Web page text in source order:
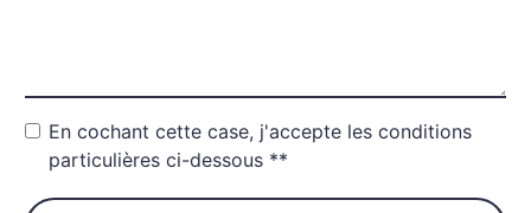
En cochant cette case, j'accepte les conditions
particulières ci-dessous **